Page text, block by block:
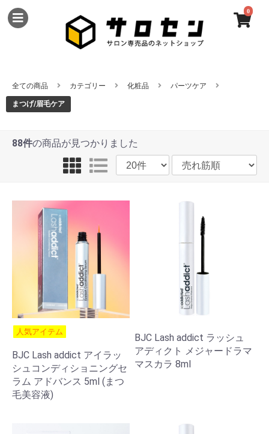
0
全ての商品 カテゴリー 化粧品 パーツケア
まつげ/眉毛ケア
88件の商品が見つかりました
人気アイテム
BJC Lash addict アイラッ
シュコンディショニングセ
ラム アドバンス 5ml (まつ
毛美容液)
BJC Lash addict ラッシュ
アディクト メジャードラマ
マスカラ 8ml